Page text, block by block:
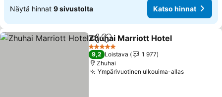
Näytä hinnat 9 sivustolta Katso hinnat
Jaa Lisää suosikkeihin
Zhuhai Marriott Hotel
5 Tähtiluokitus
9,2 Loistava
1 977
Zhuhai
Ympärivuotinen ulkouima-allas